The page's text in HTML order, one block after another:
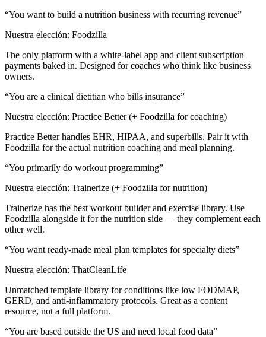
“You want to build a nutrition business with recurring revenue”
Nuestra elección: Foodzilla
The only platform with a white-label app and client subscription
payments baked in. Designed for coaches who think like business
owners.
“You are a clinical dietitian who bills insurance”
Nuestra elección: Practice Better (+ Foodzilla for coaching)
Practice Better handles EHR, HIPAA, and superbills. Pair it with
Foodzilla for the actual nutrition coaching and meal planning.
“You primarily do workout programming”
Nuestra elección: Trainerize (+ Foodzilla for nutrition)
Trainerize has the best workout builder and exercise library. Use
Foodzilla alongside it for the nutrition side — they complement each
other well.
“You want ready-made meal plan templates for specialty diets”
Nuestra elección: ThatCleanLife
Unmatched template library for conditions like low FODMAP,
GERD, and anti-inflammatory protocols. Great as a content
resource, not a full platform.
“You are based outside the US and need local food data”